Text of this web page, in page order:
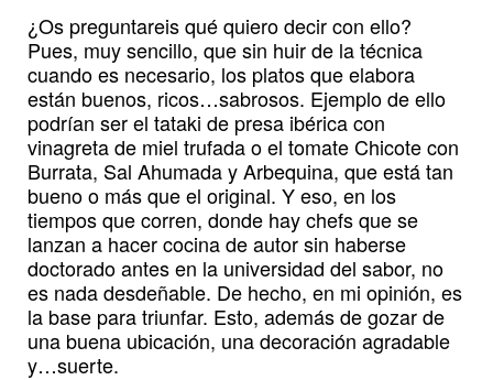
¿Os preguntareis qué quiero decir con ello?
Pues, muy sencillo, que sin huir de la técnica
cuando es necesario, los platos que elabora
están buenos, ricos…sabrosos. Ejemplo de ello
podrían ser el tataki de presa ibérica con
vinagreta de miel trufada o el tomate Chicote con
Burrata, Sal Ahumada y Arbequina, que está tan
bueno o más que el original. Y eso, en los
tiempos que corren, donde hay chefs que se
lanzan a hacer cocina de autor sin haberse
doctorado antes en la universidad del sabor, no
es nada desdeñable. De hecho, en mi opinión, es
la base para triunfar. Esto, además de gozar de
una buena ubicación, una decoración agradable
y…suerte.